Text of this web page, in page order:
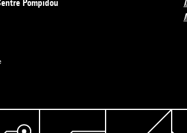
Pompidou